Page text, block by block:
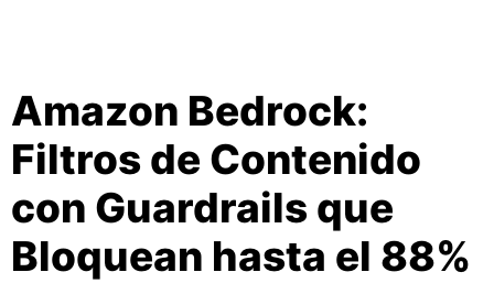
Amazon Bedrock:
Filtros de Contenido
con Guardrails que
Bloquean hasta el 88%